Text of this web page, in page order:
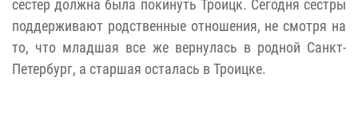
сестер должна была покинуть Троицк. Сегодня сестры
поддерживают родственные отношения, не смотря на
то, что младшая все же вернулась в родной Санкт-
Петербург, а старшая осталась в Троицке.